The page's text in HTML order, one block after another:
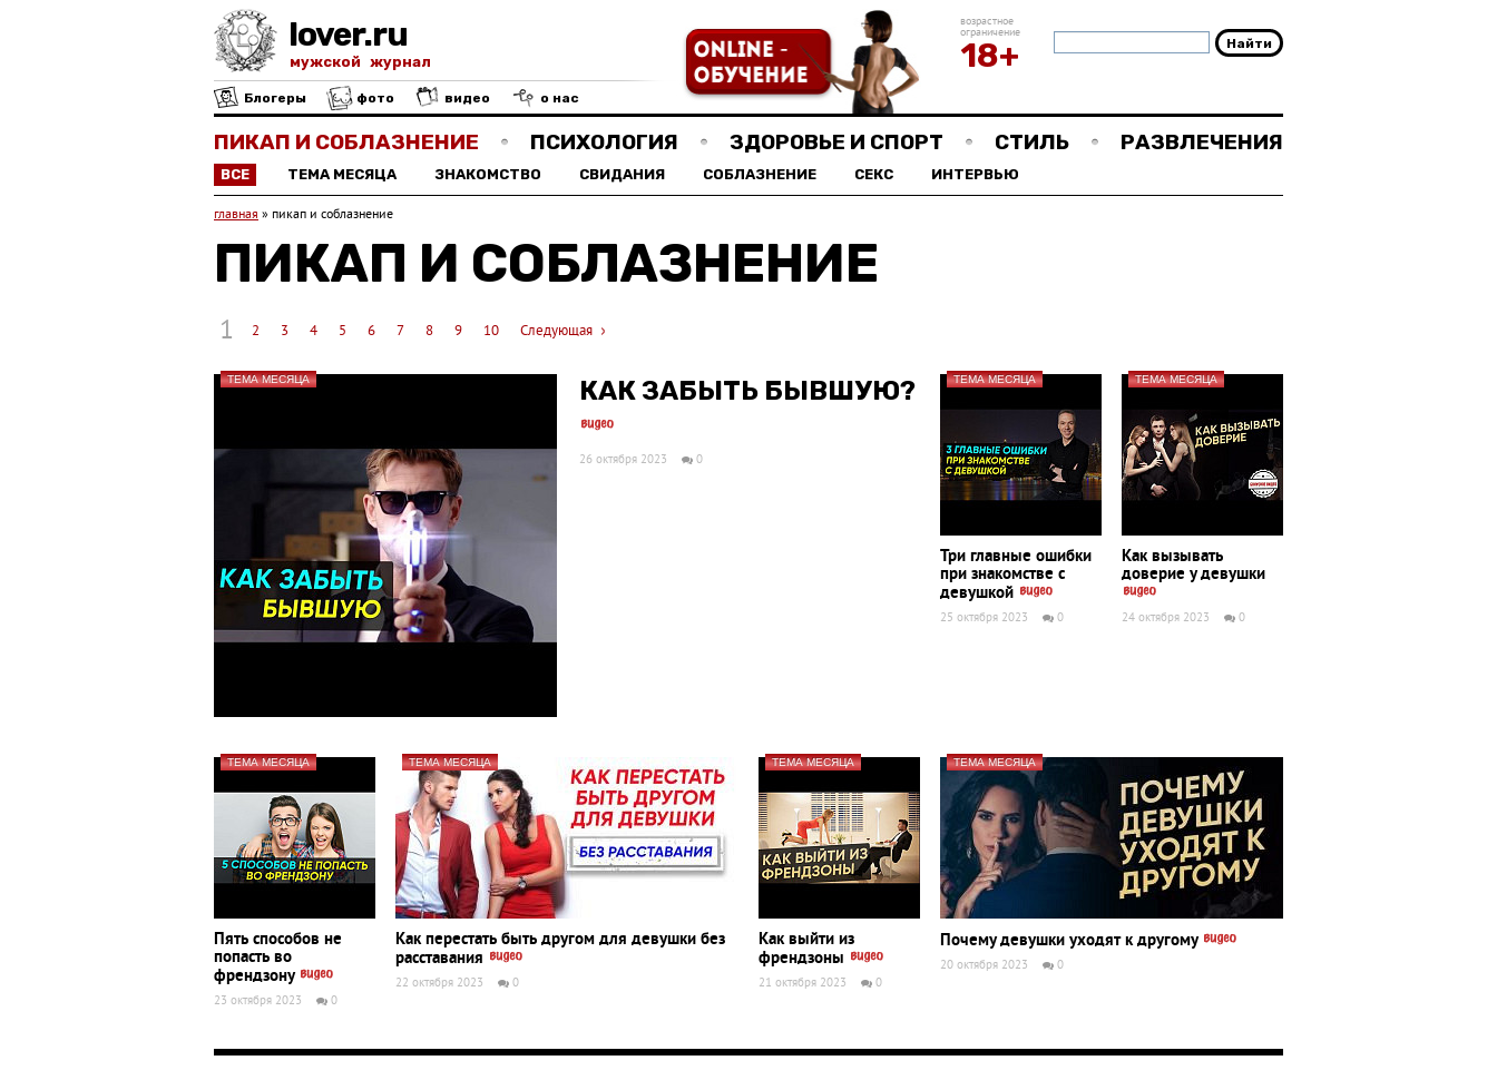
lover.ru
мужской журнал
возрастное
ограничение
18+
Блогеры фото видео о нас
ПИКАП И СОБЛАЗНЕНИЕ ПСИХОЛОГИЯ ЗДОРОВЬЕ И СПОРТ СТИЛЬ РАЗВЛЕЧЕНИЯ
ВСЕ ТЕМА МЕСЯЦА ЗНАКОМСТВО СВИДАНИЯ СОБЛАЗНЕНИЕ СЕКС ИНТЕРВЬЮ
главная » пикап и соблазнение
ПИКАП И СОБЛАЗНЕНИЕ
1 2 3 4 5 6 7 8 9 10 Следующая
ТЕМА МЕСЯЦА КАК ЗАБЫТЬ БЫВШУЮ?
26 октября 2023 0
ТЕМА МЕСЯЦА
Три главные ошибки
при знакомстве с
девушкой
25 октября 2023 0
ТЕМА МЕСЯЦА
Как вызывать
доверие у девушки
24 октября 2023 0
ТЕМА МЕСЯЦА
Пять способов не
попасть во
френдзону
23 октября 2023 0
ТЕМА МЕСЯЦА
Как перестать быть другом для девушки без
расставания
22 октября 2023 0
ТЕМА МЕСЯЦА
Как выйти из
френдзоны
21 октября 2023 0
ТЕМА МЕСЯЦА
Почему девушки уходят к другому
20 октября 2023 0